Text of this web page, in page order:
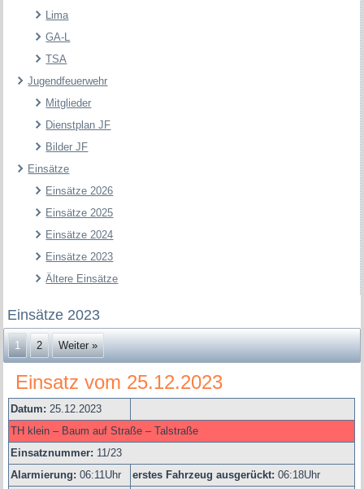
Lima
GA-L
TSA
Jugendfeuerwehr
Mitglieder
Dienstplan JF
Bilder JF
Einsätze
Einsätze 2026
Einsätze 2025
Einsätze 2024
Einsätze 2023
Ältere Einsätze
Einsätze 2023
1 2 Weiter »
Einsatz vom 25.12.2023
Datum:25.12.2023
TH klein – Baum auf Straße – Talstraße
Einsatznummer: 11/23
Alarmierung: 06:11Uhr erstes Fahrzeug ausgerückt: 06:18Uhr